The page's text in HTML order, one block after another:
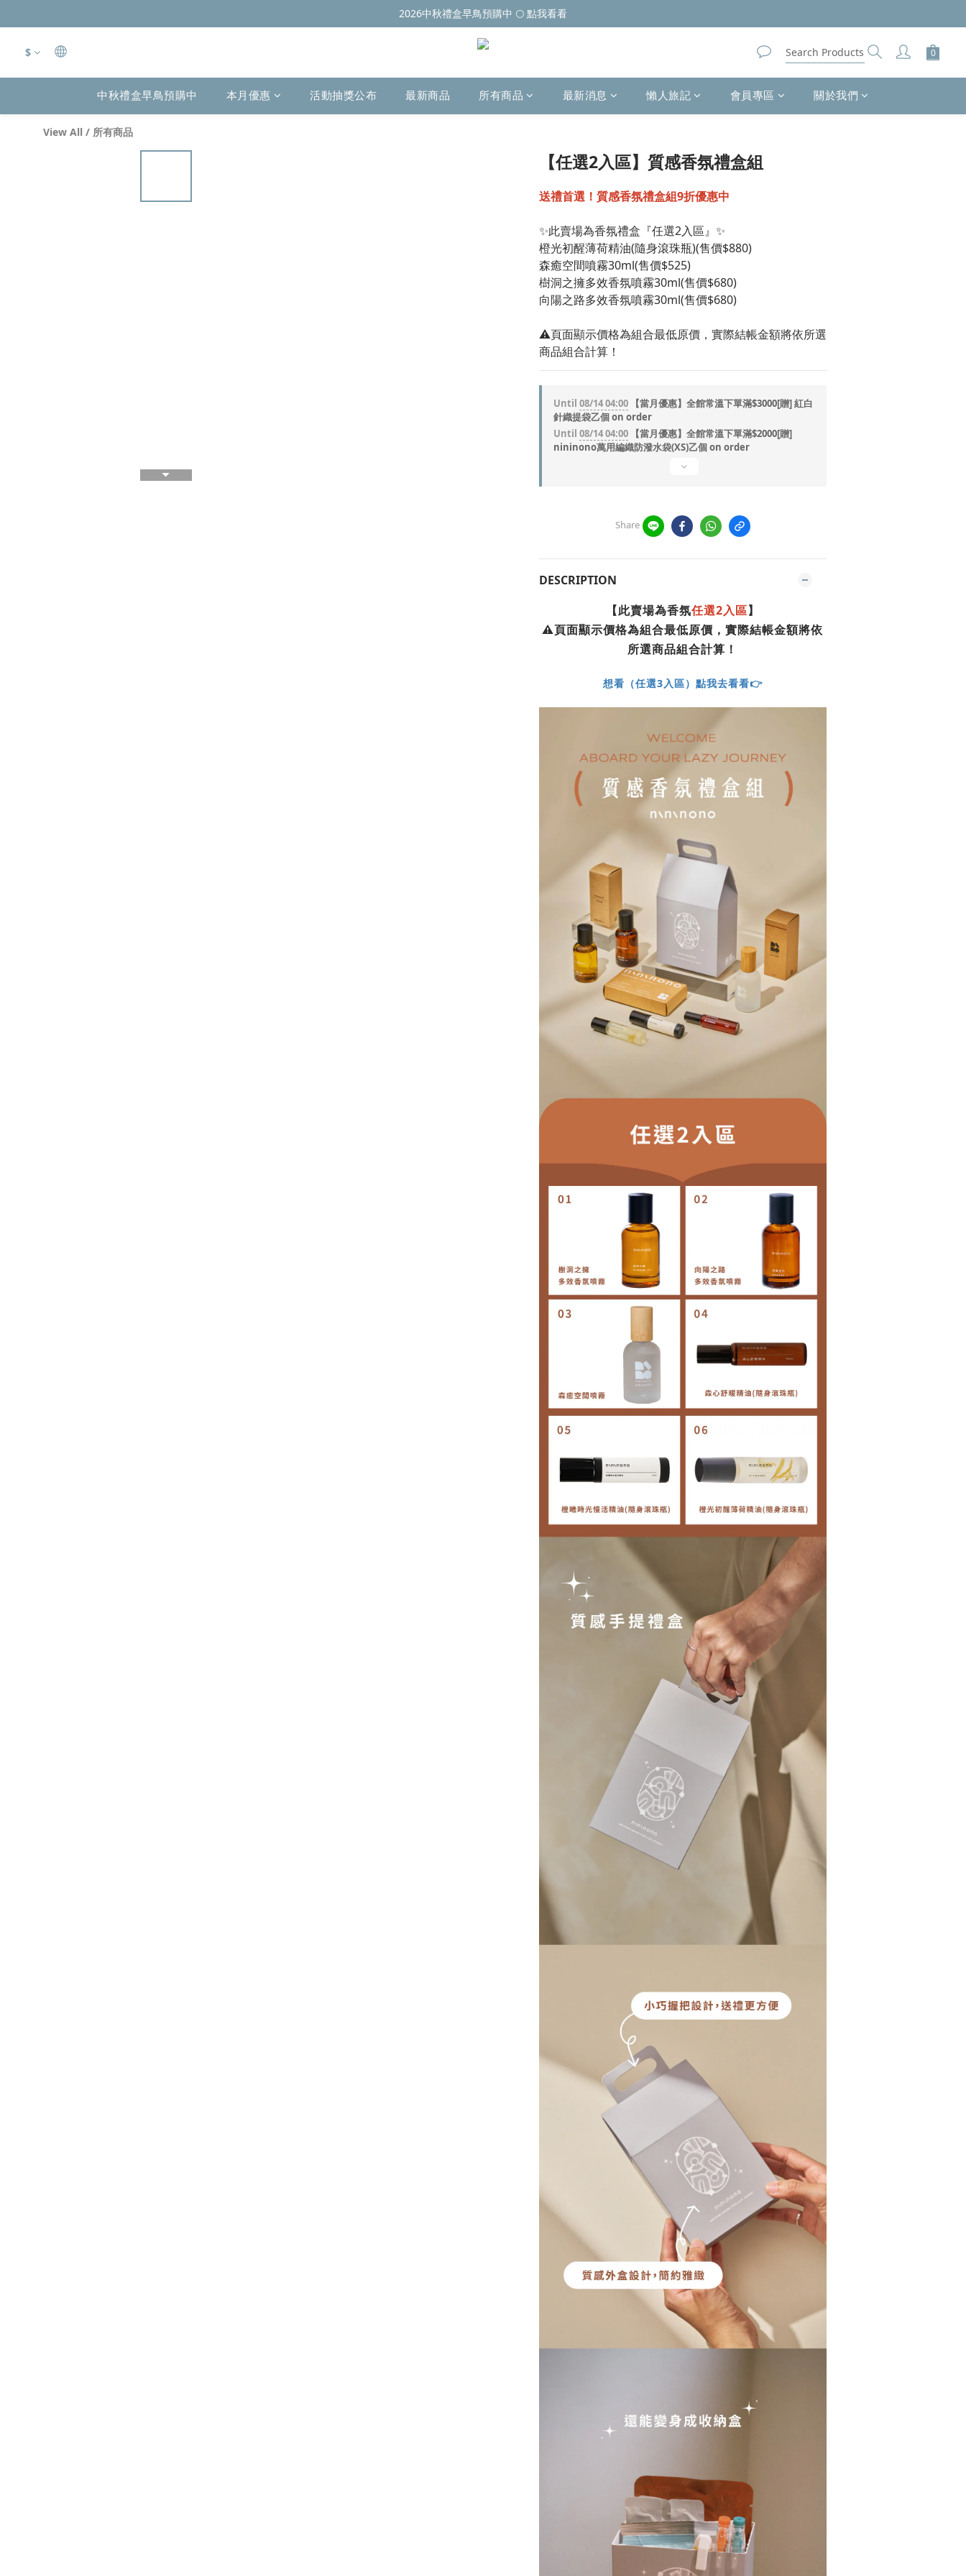
2026中秋禮盒早鳥預購中 🌕 點我看看
$
中秋禮盒早鳥預購中 本月優惠 活動抽獎公布 最新商品 所有商品 最新消息 懶人旅記 會員專區 關於我們
View All / 所有商品
【任選2入區】質感香氛禮盒組
送禮首選！質感香氛禮盒組9折優惠中
✨此賣場為香氛禮盒『任選2入區』✨
橙光初醒薄荷精油(隨身滾珠瓶)(售價$880)
森癒空間噴霧30ml(售價$525)
樹洞之擁多效香氛噴霧30ml(售價$680)
向陽之路多效香氛噴霧30ml(售價$680)
⚠️頁面顯示價格為組合最低原價，實際結帳金額將依所選
商品組合計算！
Until 08/14 04:00【當月優惠】全館常溫下單滿$3000[贈] 紅白
針織提袋乙個 on order
Until 08/14 04:00【當月優惠】全館常溫下單滿$2000[贈]
nininono萬用編織防潑水袋(XS)乙個 on order
Share
DESCRIPTION
【此賣場為香氛任選2入區】
⚠️頁面顯示價格為組合最低原價，實際結帳金額將依
所選商品組合計算！
想看（任選3入區）點我去看看👉